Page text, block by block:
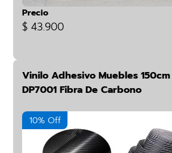
Precio
$ 43.900
Vinilo Adhesivo Muebles
DP7001 Fibra De Carbono
10% Off